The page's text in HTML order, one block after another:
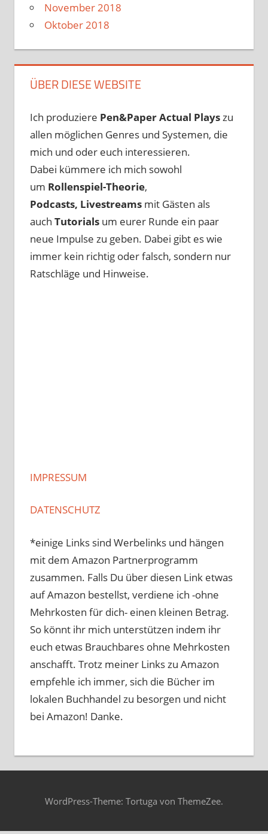
November 2018
Oktober 2018
ÜBER DIESE WEBSITE
Ich produziere Pen&PaperActual Playszu
allen möglichen Genres und Systemen, die
mich und oder euch interessieren.
Dabei kümmere ich mich sowohl
um Rollenspiel-Theorie,
Podcasts, Livestreams mit Gästen als
auch Tutorials um eurer Runde ein paar
neue Impulse zu geben. Dabei gibt es wie
immer kein richtig oder falsch, sondern nur
Ratschläge und Hinweise.
IMPRESSUM
DATENSCHUTZ
*einige Links sind Werbelinks und hängen
mit dem Amazon Partnerprogramm
zusammen. Falls Du über diesen Link etwas
auf Amazon bestellst, verdiene ich -ohne
Mehrkosten für dich- einen kleinen Betrag.
So könnt ihr mich unterstützen indem ihr
euch etwas Brauchbares ohne Mehrkosten
anschafft. Trotz meiner Links zu Amazon
empfehle ich immer, sich die Bücher im
lokalen Buchhandel zu besorgen und nicht
bei Amazon! Danke.
WordPress-Theme: Tortuga von ThemeZee.